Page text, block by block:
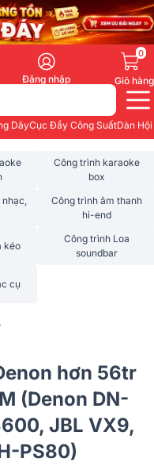
Đăng nhập
0
Giỏ hàng
DâyCục Đẩy Công SuấtDàn
Công trình karaoke
box
nhạc,
Công trình âm thanh
hi-end
kéo
Công trình Loa
soundbar
cụ
hơn 56tr
(Denon DN-
JBL VX9,
PS80)